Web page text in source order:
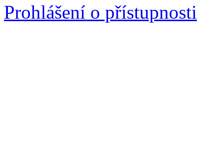
Prohlášení o přístupnosti